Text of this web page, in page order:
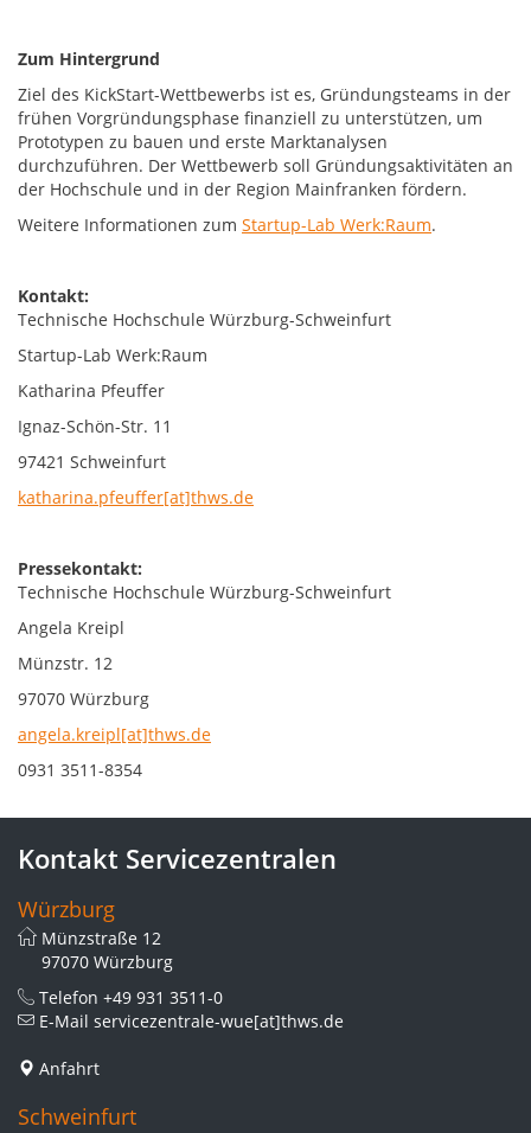
Zum Hintergrund
Ziel des KickStart-Wettbewerbs ist es, Gründungsteams in der
frühen Vorgründungsphase finanziell zu unterstützen, um
Prototypen zu bauen und erste Marktanalysen
durchzuführen. Der Wettbewerb soll Gründungsaktivitäten an
der Hochschule und in der Region Mainfranken fördern.
Weitere Informationen zum Startup-Lab Werk:Raum.
Kontakt:
Technische Hochschule Würzburg-Schweinfurt
Startup-Lab Werk:Raum
Katharina Pfeuffer
Ignaz-Schön-Str. 11
97421 Schweinfurt
katharina.pfeuffer[at]thws.de
Pressekontakt:
Technische Hochschule Würzburg-Schweinfurt
Angela Kreipl
Münzstr. 12
97070 Würzburg
angela.kreipl[at]thws.de
0931 3511-8354
Kontakt Servicezentralen
Würzburg
Münzstraße 12
97070 Würzburg
Telefon +49 931 3511-0
E-Mail servicezentrale-wue[at]thws.de
Anfahrt
Schweinfurt